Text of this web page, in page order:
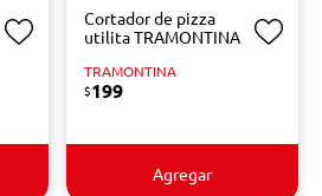
Cortador de pizza
utilita TRAMONTINA
TRAMONTINA
$199
Agregar